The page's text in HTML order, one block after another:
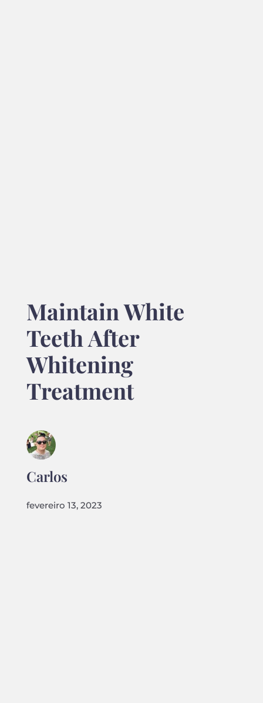
Maintain White
Teeth After
Whitening
Treatment
Carlos
fevereiro 13, 2023